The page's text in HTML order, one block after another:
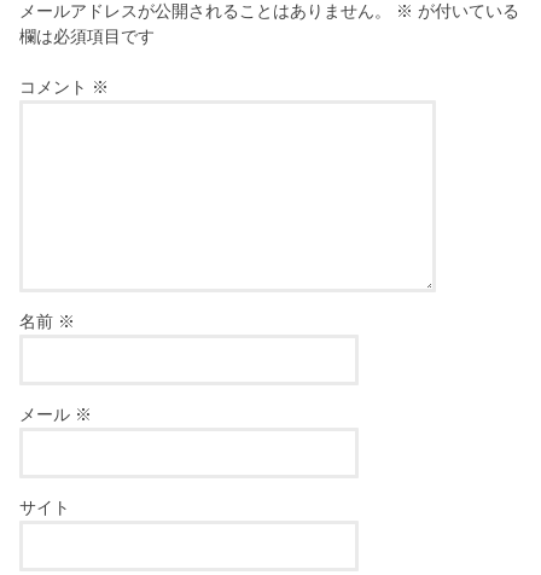
メールアドレスが公開されることはありません。 ※ が付いている
欄は必須項目です
コメント ※
名前 ※
メール ※
サイト